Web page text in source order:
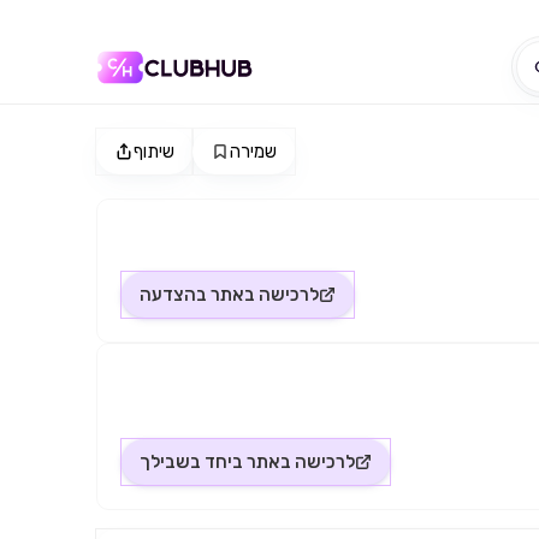
שיתוף שמירה
לרכישה באתר בהצדעה
לרכישה באתר ביחד בשבילך